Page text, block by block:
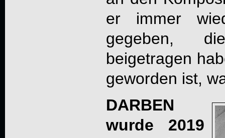
er immer
gegeben,
beigetragen
geworden ist,
DARBEN
wurde 2019